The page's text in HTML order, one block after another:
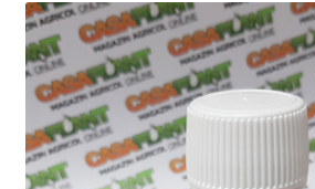
Produse BIO
Igienă publică
Casa și grădina